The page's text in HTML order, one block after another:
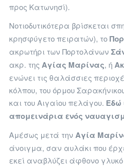
προς Κατωνησί).
Νοτιοδυτικότερα βρίσκεται
κρησφύγετο πειρατών), το
ακρωτήρι των Πορτολάνων
ακρ. της Αγίας Μαρίνας, ή
ενώνει τις θαλάσσιες
κόλπου, του όρμου
και του Αιγαίου πελάγου. Εδώ
απομεινάρια ενός
Αμέσως μετά την Αγία
άνοιγμα, σαν αυλάκι που
εκεί αναβλύζει άφθονο